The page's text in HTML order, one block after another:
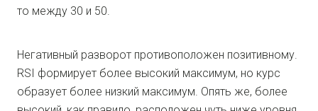
то между 30 и 50.
Негативный разворот противоположен позитивному.
RSI формирует более высокий максимум, но курс
образует более низкий максимум. Опять же, более